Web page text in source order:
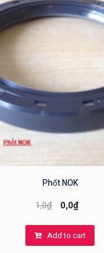
Phốt NOK
1,0₫ 0,0₫
Add to cart